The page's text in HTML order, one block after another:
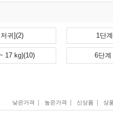
귀](2) 1단
17 kg)(10) 6단계
낮은가격 높은가격 신상품 상